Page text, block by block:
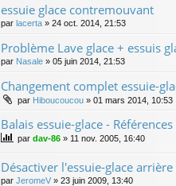
essuie glace contremouvant
par lacerta » 24 oct. 2014, 21:53
Problème Lave glace + essuis
par Nasale » 05 juin 2014, 21:53
Changement complet essuie-
par Hiboucoucou » 01 mars 2014, 10:53
Balais essuie-glace -
par dav-86 » 11 nov. 2005, 16:40
Désactiver l'essuie-glace
par JeromeV » 23 juin 2009, 13:40